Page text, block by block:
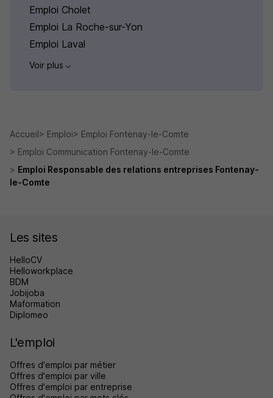
Emploi Cholet
Emploi La Roche-sur-Yon
Emploi Laval
Voir plus
Accueil Emploi
Emploi Fontenay-le-Comte
Emploi Communication Fontenay-le-Comte
Emploi Responsable des relations entreprises Fontenay-
le-Comte
Les sites
HelloCV
Helloworkplace
BDM
Jobijoba
Maformation
Diplomeo
L'emploi
Offres d'emploi par métier
Offres d'emploi par ville
Offres d'emploi par entreprise